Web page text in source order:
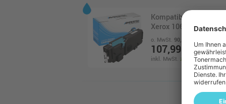
Kompatibler Toner
Xerox 106R02245 ·
o. MwSt. 90,75 €
107,99 €
inkl. MwSt. zzgl. Versand
Kompatibler Toner
Xerox 106R02232